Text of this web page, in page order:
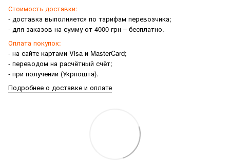
Стоимость доставки:
- доставка выполняется по тарифам перевозчика;
- для заказов на сумму от 4000 грн – бесплатно.
Оплата покупок:
- на сайте картами Visa и MasterCard;
- переводом на расчётный счёт;
- при получении (Укрпошта).
Подробнее о доставке и оплате